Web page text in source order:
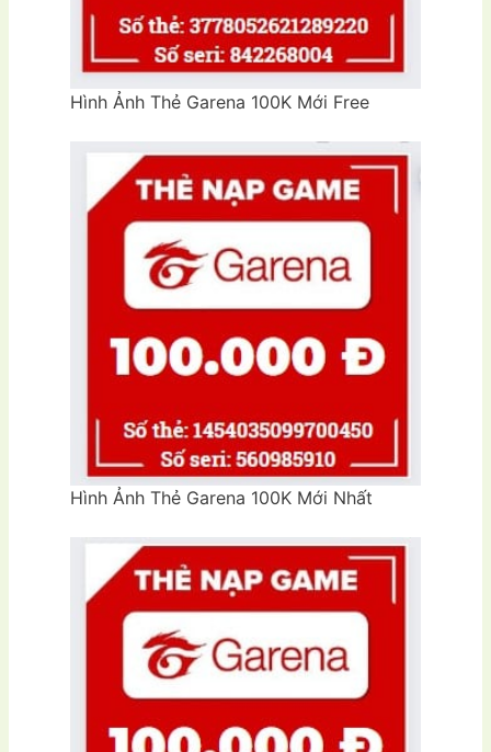
Hình Ảnh Thẻ Garena 100K Mới Free
Hình Ảnh Thẻ Garena 100K Mới Nhất